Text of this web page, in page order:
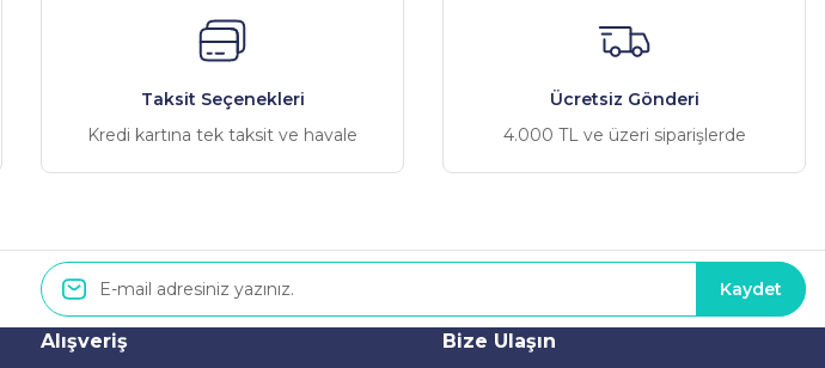
Gönder
Taksit Seçenekleri
Kredi kartına tek taksit ve havale
Ücretsiz Gönderi
4.000 TL ve üzeri siparişlerde
Kaydet
Alışveriş Bize Ulaşın